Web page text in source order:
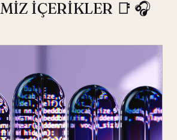
İÇERİKLER 📑 🎧